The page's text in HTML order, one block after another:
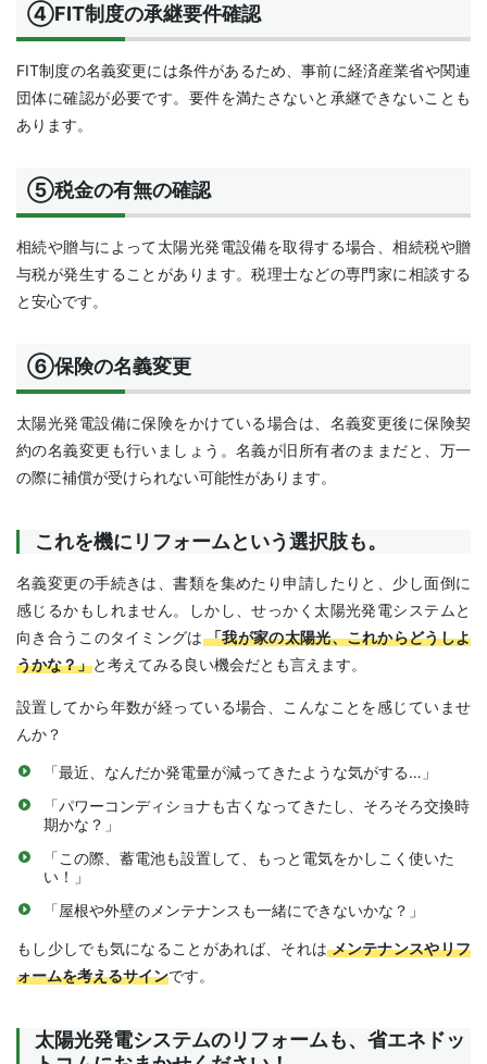
④FIT制度の承継要件確認
FIT制度の名義変更には条件があるため、事前に経済産業省や関連
団体に確認が必要です。要件を満たさないと承継できないことも
あります。
⑤税金の有無の確認
相続や贈与によって太陽光発電設備を取得する場合、相続税や贈
与税が発生することがあります。税理士などの専門家に相談する
と安心です。
⑥保険の名義変更
太陽光発電設備に保険をかけている場合は、名義変更後に保険契
約の名義変更も行いましょう。名義が旧所有者のままだと、万一
の際に補償が受けられない可能性があります。
これを機にリフォームという選択肢も。
名義変更の手続きは、書類を集めたり申請したりと、少し面倒に
感じるかもしれません。しかし、せっかく太陽光発電システムと
向き合うこのタイミングは「我が家の太陽光、これからどうしよ
うかな？」と考えてみる良い機会だとも言えます。
設置してから年数が経っている場合、こんなことを感じていませ
んか？
「最近、なんだか発電量が減ってきたような気がする…」
「パワーコンディショナも古くなってきたし、そろそろ交換時
期かな？」
「この際、蓄電池も設置して、もっと電気をかしこく使いた
い！」
「屋根や外壁のメンテナンスも一緒にできないかな？」
もし少しでも気になることがあれば、それはメンテナンスやリフ
ォームを考えるサインです。
太陽光発電システムのリフォームも、省エネドッ